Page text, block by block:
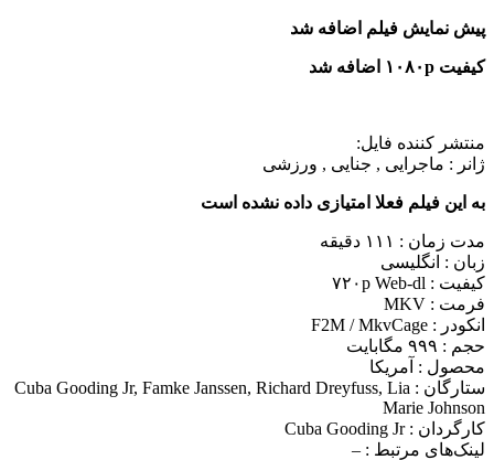
پیش نمایش فیلم اضافه شد
کیفیت ۱۰۸۰p اضافه شد
منتشر کننده فایل:
ژانر : ماجرایی , جنایی , ورزشی
به این فیلم فعلا امتیازی داده نشده است
مدت زمان : ۱۱۱ دقیقه
زبان : انگلیسی
کیفیت : ۷۲۰p Web-dl
فرمت : MKV
انکودر : F2M / MkvCage
حجم : ۹۹۹ مگابایت
محصول : آمریکا
ستارگان : Cuba Gooding Jr, Famke Janssen, Richard Dreyfuss, Lia
Marie Johnson
کارگردان :Cuba Gooding Jr
لینک‌های مرتبط : –